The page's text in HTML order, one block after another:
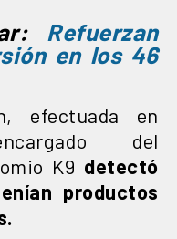
Refuerzan
en los 46
efectuada en
del
K9 detectó
productos